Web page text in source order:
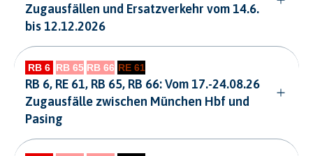
Zugausfällen und Ersatzverkehr vom 14.6.
bis 12.12.2026
RB 6, RE 61, RB 65, RB 66: Vom 17.-24.08.26
Zugausfälle zwischen München Hbf und
Pasing